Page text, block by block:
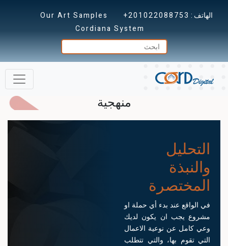
الهاتف : +201022088753
Our Art Samples
Cordiana System
منهجية
التحليل
والنبذة
المختصرة
في الواقع عند بدء أي حملة او
مشروع يجب ان يكون لديك
وعي كامل عن نوعية الاعمال
التي تقوم بها، والتي تتطلب